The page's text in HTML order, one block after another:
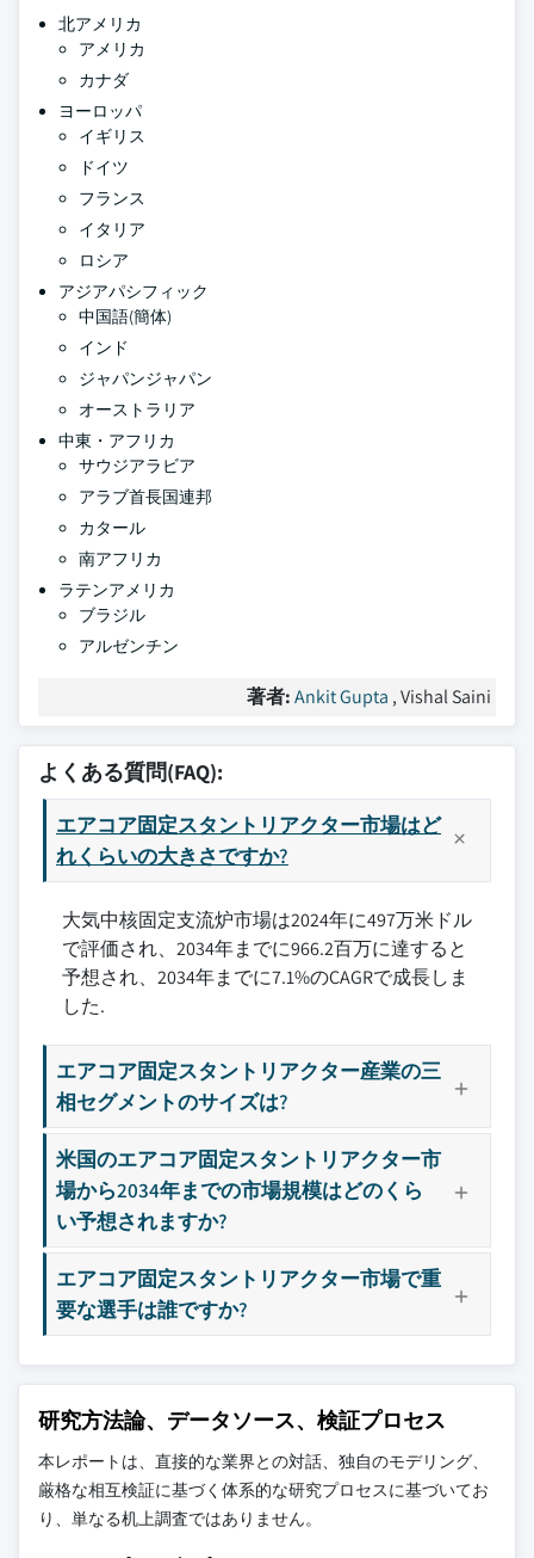
北アメリカ
アメリカ
カナダ
ヨーロッパ
イギリス
ドイツ
フランス
イタリア
ロシア
アジアパシフィック
中国語(簡体)
インド
ジャパンジャパン
オーストラリア
中東・アフリカ
サウジアラビア
アラブ首長国連邦
カタール
南アフリカ
ラテンアメリカ
ブラジル
アルゼンチン
著者:Ankit Gupta , Vishal Saini
よくある質問(FAQ):
エアコア固定スタントリアクター市場はど
れくらいの大きさですか?
大気中核固定支流炉市場は2024年に497万米ドル
で評価され、2034年までに966.2百万に達すると
予想され、2034年までに7.1%のCAGRで成長しま
した.
エアコア固定スタントリアクター産業の三
相セグメントのサイズは?
米国のエアコア固定スタントリアクター市
場から2034年までの市場規模はどのくら
い予想されますか?
エアコア固定スタントリアクター市場で重
要な選手は誰ですか?
研究方法論、データソース、検証プロセス
本レポートは、直接的な業界との対話、独自のモデリング、
厳格な相互検証に基づく体系的な研究プロセスに基づいてお
り、単なる机上調査ではありません。